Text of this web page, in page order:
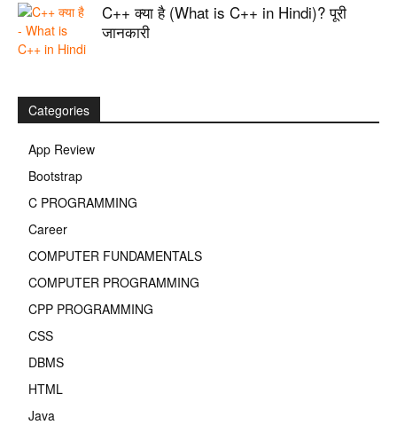
C++ क्या है (What is C++ in Hindi)? पूरी
जानकारी
Categories
App Review
Bootstrap
C PROGRAMMING
Career
COMPUTER FUNDAMENTALS
COMPUTER PROGRAMMING
CPP PROGRAMMING
CSS
DBMS
HTML
Java